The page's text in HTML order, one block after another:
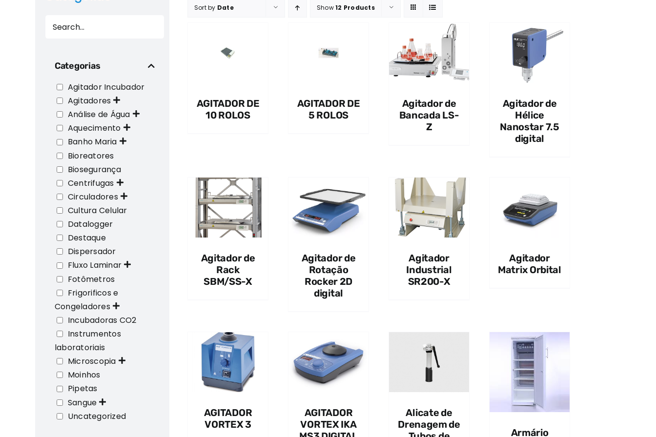
Categorias
Agitador Incubador
Agitadores
Análise de Água
Aquecimento
Banho Maria
Bioreatores
Biosegurança
Centrifugas
Circuladores
Cultura Celular
Datalogger
Destaque
Dispersador
Fluxo Laminar
Fotômetros
Frigorificos e
Congeladores
Incubadoras CO2
Instrumentos
laboratoriais
Microscopia
Moinhos
Pipetas
Sangue
Uncategorized
Sort by Date Show12 Products
AGITADOR DE
10 ROLOS
QUICK VIEW
AGITADOR DE
5 ROLOS
QUICK VIEW
Agitador de
Bancada LS-
Z
QUICK VIEW
Agitador de
Hélice
Nanostar 7.5
digital
Agitador de
Rack
SBM/SS-X
QUICK VIEW
Agitador de
Rotação
Rocker 2D
digital
QUICK VIEW
Agitador
Industrial
SR200-X
QUICK VIEW
Agitador
Matrix Orbital
AGITADOR
VORTEX 3
QUICK VIEW
AGITADOR
VORTEX IKA
QUICK VIEW
Alicate de
Drenagem de
Armário